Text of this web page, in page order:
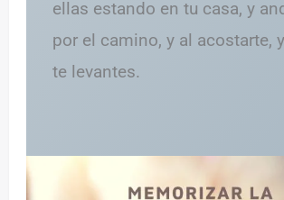
ellas estando en tu casa, y
por el camino, y al acostarte,
te levantes.